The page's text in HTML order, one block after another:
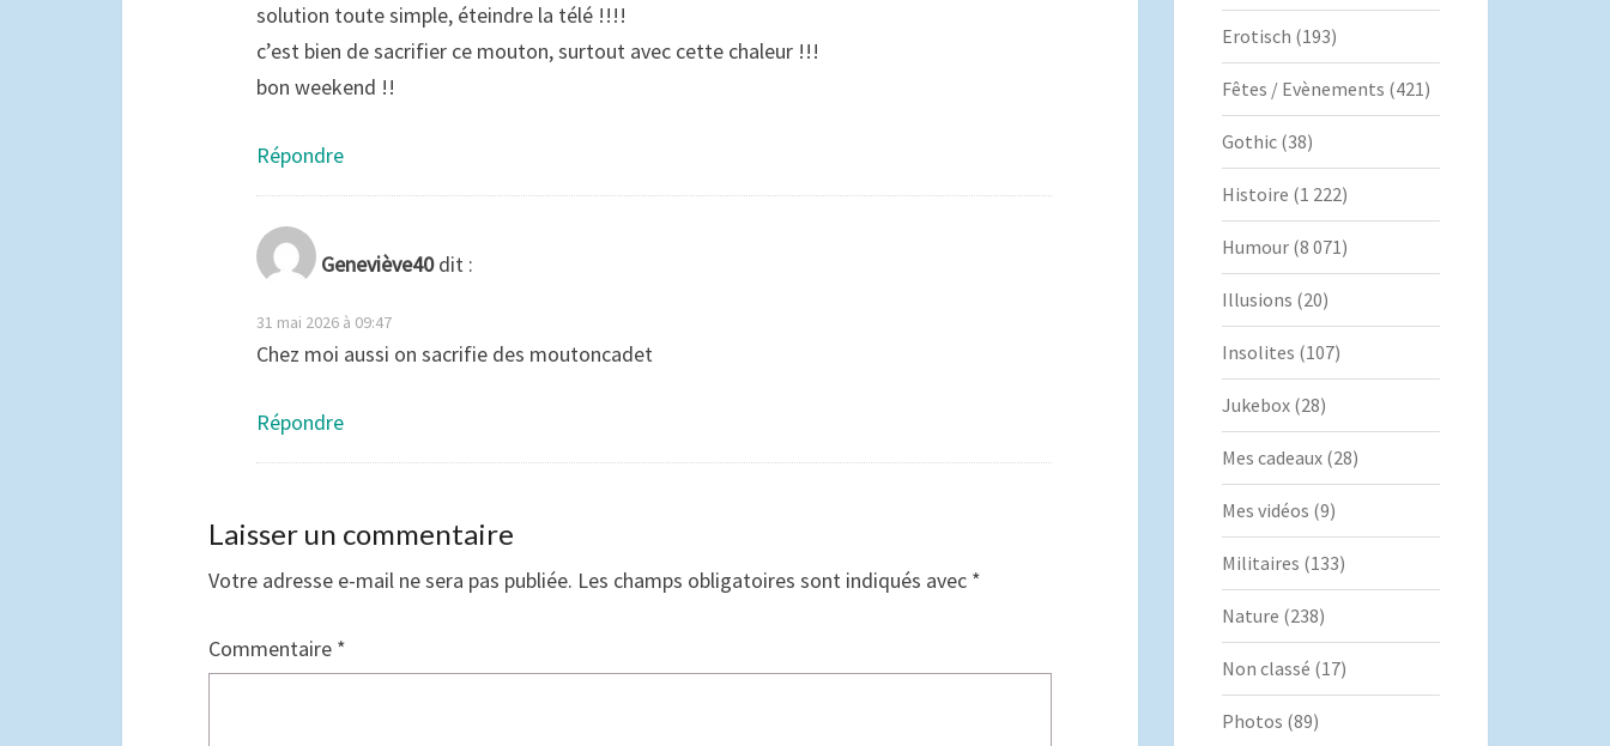
solution toute simple, éteindre la télé !!!!
c’est bien de sacrifier ce mouton, surtout avec cette chaleur !!!
bon weekend !!
Répondre
Geneviève40 dit :
31 mai 2026 à 09:47
Chez moi aussi on sacrifie des moutoncadet
Répondre
Laisser un commentaire
Votre adresse e-mail ne sera pas publiée. Les champs obligatoires sont indiqués avec *
Commentaire *
Erotisch (193)
Fêtes / Evènements (421)
Gothic(38)
Histoire (1 222)
Humour(8 071)
Illusions (20)
Insolites (107)
Jukebox(28)
Mes cadeaux(28)
Mes vidéos (9)
Militaires (133)
Nature (238)
Non classé (17)
Photos (89)